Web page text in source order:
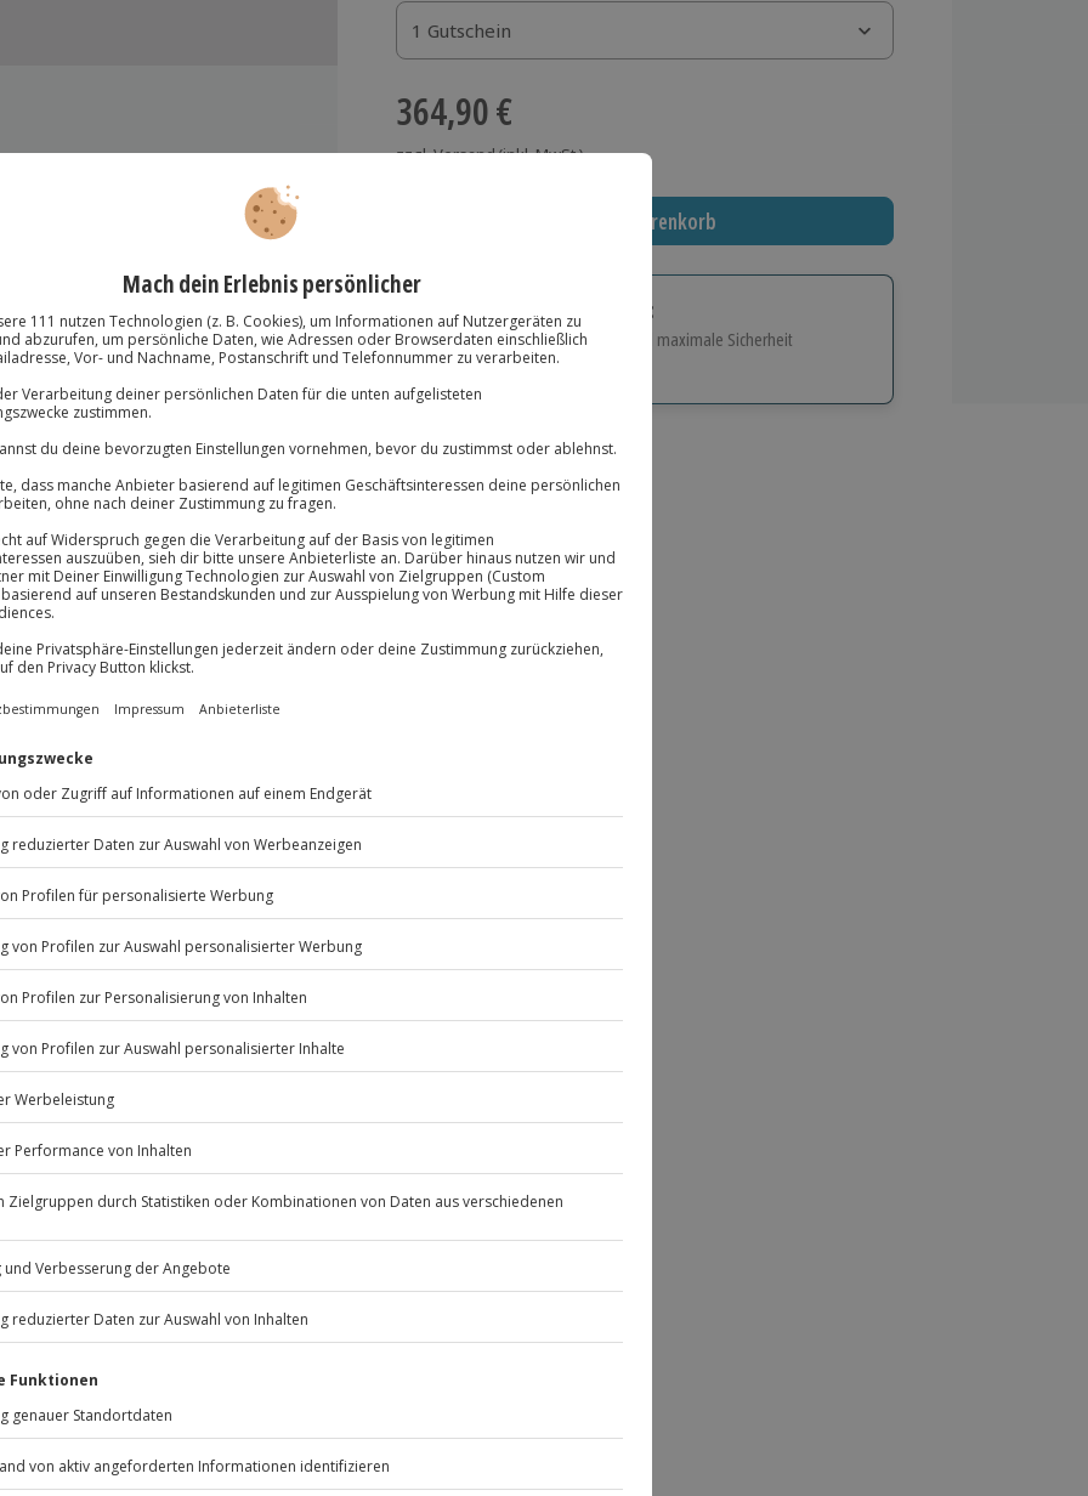
1 Gutschein
1 Gutschein
1 Gutschein
364,90 €
zzgl. Versand(inkl. MwSt.)
In den Warenkorb
Immer das richtige Geschenk:
Große Auswahl, volle Flexibilität und maximale Sicherheit
Große Auswahl
Volle Flexibilität
Jeder Gutschein für alle Erlebnisse einlösbar.
10 Jahre gültig & verlängerbar.
persönlichen Erfolg
ein selbstbestimmtes
verschiedene Methoden
und individuelle Lösungen
Stärke!
im Alltag, die zunehmende
Doch wie kannst du selbst in
Wie schaffst du es
geplant?
Coaching für mentale Stärke
Mental-Trainerin dabei,
zu werden.
die dich daran hindern, ein
dir ein
für mentale Stärke in
Einverständnis der Eltern
Listenansicht
© OpenStreetMaps
Mühldorfstraße 8
81671 München
außer an bundesweiten